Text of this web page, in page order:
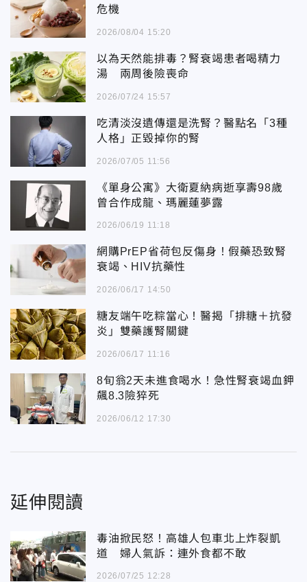
危機
2026/08/04 15:20
以為天然能排毒？腎衰竭患者喝精力
湯 兩周後險喪命
2026/07/24 15:57
吃清淡沒遺傳還是洗腎？醫點名「3種
人格」正毀掉你的腎
2026/07/05 11:56
《單身公寓》大衛夏納病逝享壽98歲
曾合作成龍、瑪麗蓮夢露
2026/06/19 11:18
網購PrEP省荷包反傷身！假藥恐致腎
衰竭、HIV抗藥性
2026/06/17 14:50
糖友端午吃粽當心！醫揭「排糖＋抗發
炎」雙藥護腎關鍵
2026/06/17 11:16
8旬翁2天未進食喝水！急性腎衰竭血鉀
飆8.3險猝死
2026/06/12 17:30
延伸閱讀
毒油掀民怒！高雄人包車北上炸裂凱
道 婦人氣訴：連外食都不敢
2026/07/25 12:28